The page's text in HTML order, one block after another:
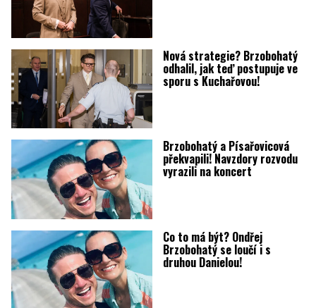
Nová strategie? Brzobohatý
odhalil, jak teď postupuje ve
sporu s Kuchařovou!
Brzobohatý a Písařovicová
překvapili! Navzdory rozvodu
vyrazili na koncert
Co to má být? Ondřej
Brzobohatý se loučí i s
druhou Danielou!